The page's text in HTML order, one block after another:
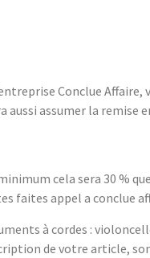
Conclue
assumer la remise
cela sera 30 %
faites appel a conclue
à cordes :
de votre article,